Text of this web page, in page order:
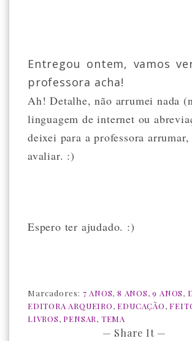
Entregou ontem, vamos
professora acha!
Ah! Detalhe, não arrumei nada
linguagem de internet ou
deixei para a professora
avaliar. :)
Espero ter ajudado. :)
Marcadores: 7 ANOS,8 ANOS,9 ANOS,
EDITORA ARQUEIRO, EDUCAÇÃO,
LIVROS, PENSAR, TEMA
— Share It —